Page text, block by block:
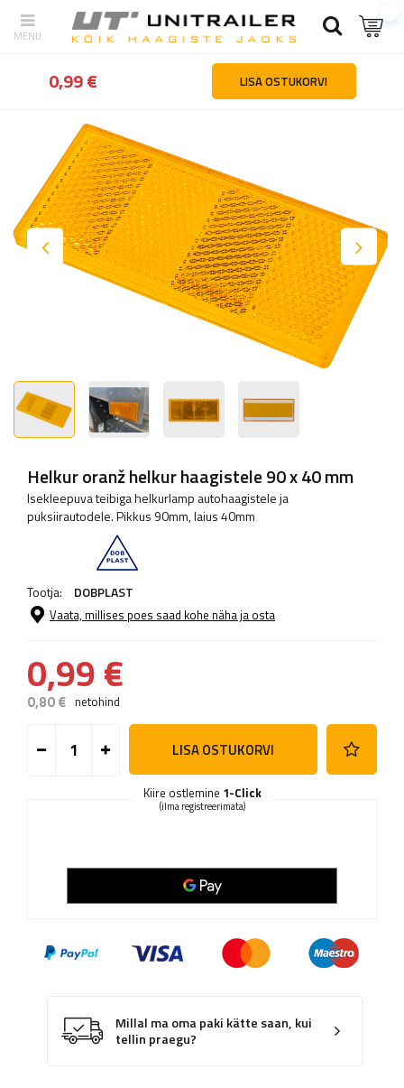
tagasi Kodu Helkurid Helkur oranž
Helkur oranž helkur haagistele 90 x 40 mm
Isekleepuva teibiga helkurlamp autohaagistele ja
puksiirautodele. Pikkus 90mm, laius 40mm
Tootja: DOBPLAST
Vaata, millises poes saad kohe näha ja osta
0,99 €
0,80 € netohind
LISA OSTUKORVI
Kiire ostlemine 1-Click
(ilma registreerimata)
Millal ma oma paki kätte saan, kui
tellin praegu?
0,99 € LISA OSTUKORVI